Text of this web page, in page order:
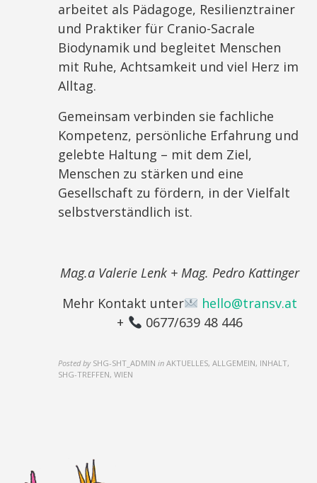
arbeitet als Pädagoge, Resilienztrainer
und Praktiker für Cranio-Sacrale
Biodynamik und begleitet Menschen
mit Ruhe, Achtsamkeit und viel Herz im
Alltag.
Gemeinsam verbinden sie fachliche
Kompetenz, persönliche Erfahrung und
gelebte Haltung – mit dem Ziel,
Menschen zu stärken und eine
Gesellschaft zu fördern, in der Vielfalt
selbstverständlich ist.
Mag.a Valerie Lenk + Mag. Pedro Kattinger
Mehr Kontakt unter
hello@transv.at
+
0677/639 48 446
Posted by SHG-SHT_ADMIN in AKTUELLES, ALLGEMEIN, INHALT,
SHG-TREFFEN, WIEN